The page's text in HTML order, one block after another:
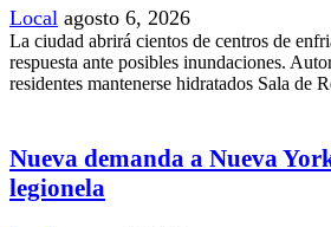
Local agosto 6, 2026
La ciudad abrirá cientos de centros de
respuesta ante posibles inundaciones.
residentes mantenerse hidratados Sala de
Nueva demanda a Nueva
legionela